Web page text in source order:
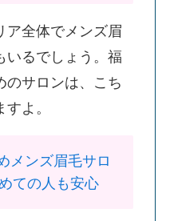
ア全体でメンズ眉
いるでしょう。福
のサロンは、こち
よ。
メンズ眉毛サロ
ての人も安心